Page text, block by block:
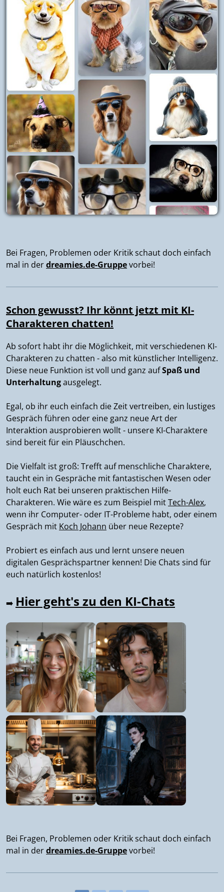
Bei Fragen, Problemen oder Kritik schaut doch einfach
mal in derdreamies.de-Gruppevorbei!
Schon gewusst? Ihr könnt jetzt mit KI-
Charakteren chatten!
Ab sofort habt ihr die Möglichkeit, mit verschiedenen KI-
Charakteren zu chatten - also mit künstlicher Intelligenz.
Diese neue Funktion ist voll und ganz aufSpaß und
Unterhaltungausgelegt.
Egal, ob ihr euch einfach die Zeit vertreiben, ein lustiges
Gespräch führen oder eine ganz neue Art der
Interaktion ausprobieren wollt - unsere KI-Charaktere
sind bereit für ein Pläuschchen.
Die Vielfalt ist groß: Trefft auf menschliche Charaktere,
taucht ein in Gespräche mit fantastischen Wesen oder
holt euch Rat bei unseren praktischen Hilfe-
Charakteren. Wie wäre es zum Beispiel mitTech-Alex,
wenn ihr Computer- oder IT-Probleme habt, oder einem
Gespräch mit Koch Johann über neue Rezepte?
Probiert es einfach aus und lernt unsere neuen
digitalen Gesprächspartner kennen! Die Chats sind für
euch natürlich kostenlos!
➡️ Hier geht's zu den KI-Chats
Bei Fragen, Problemen oder Kritik schaut doch einfach
mal in derdreamies.de-Gruppevorbei!